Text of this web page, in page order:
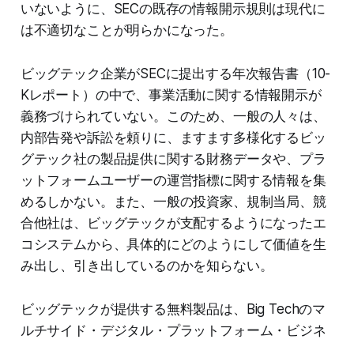
いないように、SECの既存の情報開示規則は現代に
は不適切なことが明らかになった。
ビッグテック企業がSECに提出する年次報告書（10-
Kレポート）の中で、事業活動に関する情報開示が
義務づけられていない。このため、一般の人々は、
内部告発や訴訟を頼りに、ますます多様化するビッ
グテック社の製品提供に関する財務データや、プラ
ットフォームユーザーの運営指標に関する情報を集
めるしかない。また、一般の投資家、規制当局、競
合他社は、ビッグテックが支配するようになったエ
コシステムから、具体的にどのようにして価値を生
み出し、引き出しているのかを知らない。
ビッグテックが提供する無料製品は、Big Techのマ
ルチサイド・デジタル・プラットフォーム・ビジネ